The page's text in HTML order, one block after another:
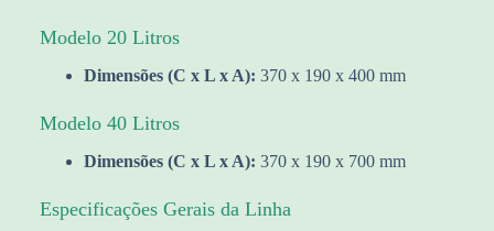
Modelo 20 Litros
Dimensões (C x L x A): 370 x 190 x 400 mm
Modelo 40 Litros
Dimensões (C x L x A): 370 x 190 x 700 mm
Especificações Gerais da Linha